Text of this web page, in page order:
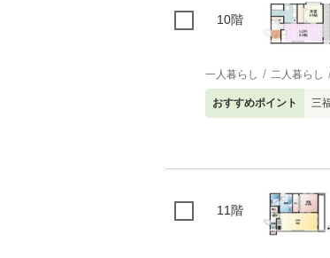
10階
一人暮らし 二人暮らし
おすすめポイント 三
11階